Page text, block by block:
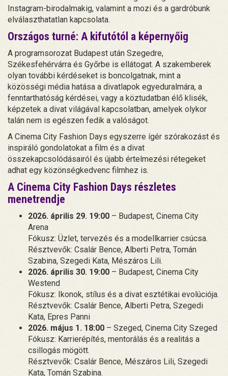
Instagram-birodalmakig, valamint a mozi és a gardróbunk
elválaszthatatlan kapcsolata.
Országos turné: A kifutótól a képernyőig
A programsorozat Budapest után Szegedre,
Székesfehérvárra és Győrbe is ellátogat. A szakemberek
olyan további kérdéseket is boncolgatnak, mint a
közösségi média hatása a divatlapok egyeduralmára, a
fenntarthatóság kérdései, vagy a köztudatban élő klisék,
képzetek a divat világával kapcsolatban, amelyek olykor
talán nem is egészen fedik a valóságot.
A Cinema City Fashion Days egyszerre ígér szórakozást és
inspiráló gondolatokat a film és a divat
összekapcsolódásairól és újabb értelmezési rétegeket
adhat egy közönségkedvenc filmhez is.
A Cinema City Fashion Days részletes
menetrendje
2026. április 29. 19:00 – Budapest, Cinema City
Arena
Fókusz: Üzlet, tervezés és a modellkarrier csúcsa.
Résztvevők: Csalár Bence, Alberti Petra, Tomán
Szabina, Szegedi Kata, Mészáros Lili.
2026. április 30. 19:00 – Budapest, Cinema City
Westend
Fókusz: Ikonok, stílus és a divat esztétikai evolúciója.
Résztvevők: Csalár Bence, Alberti Petra, Szegedi
Kata, Epres Panni
2026. május 1. 18:00 – Szeged, Cinema City Szeged
Fókusz: Karrierépítés, mentorálás és a realitás a
csillogás mögött.
Résztvevők: Csalár Bence, Mészáros Lili, Szegedi
Kata, Tomán Szabina.